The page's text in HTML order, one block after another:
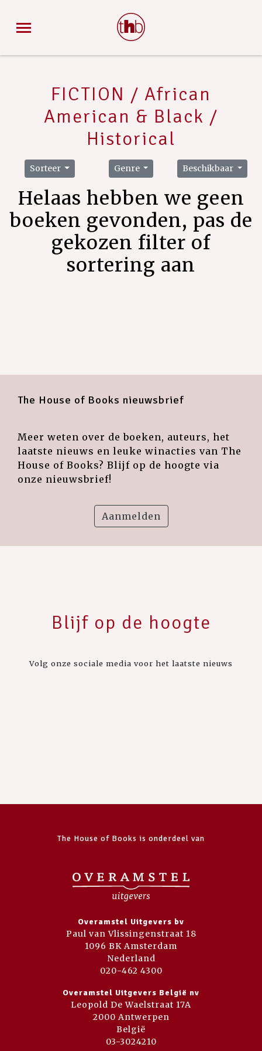
FICTION / African
American & Black /
Historical
Sorteer Genre Beschikbaar
Helaas hebben we geen
boeken gevonden, pas de
gekozen filter of
sortering aan
The House of Books nieuwsbrief
Meer weten over de boeken, auteurs, het
laatste nieuws en leuke winacties van The
House of Books? Blijf op de hoogte via
onze nieuwsbrief!
Aanmelden
Blijf op de hoogte
Volg onze sociale media voor het laatste nieuws
The House of Books is onderdeel van
Overamstel Uitgevers bv
Paul van Vlissingenstraat 18
1096 BK Amsterdam
Nederland
020-462 4300
Overamstel Uitgevers België nv
Leopold De Waelstraat 17A
2000 Antwerpen
België
03-3024210